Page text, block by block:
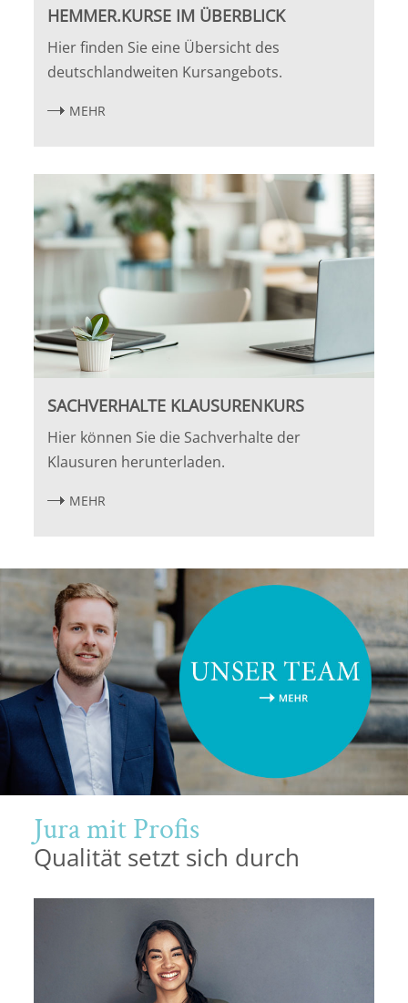
HEMMER.KURSE IM ÜBERBLICK
Hier finden Sie eine Übersicht des
deutschlandweiten Kursangebots.
MEHR
SACHVERHALTE KLAUSURENKURS
Hier können Sie die Sachverhalte der
Klausuren herunterladen.
MEHR
Jura mit Profis
Qualität setzt sich durch
Lüneburg
Mannheim
Marburg
Münster
Passau
Potsdam
Regensburg
Rostock
Saarbrücken
Trier
Tübingen